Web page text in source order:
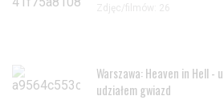
Zdjęc/filmów: 26
Warszawa: Heaven in Hell -
udziałem gwiazd